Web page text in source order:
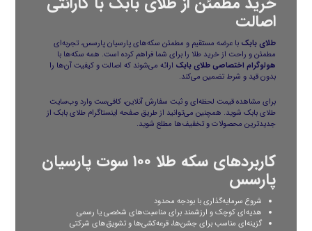
اصالت
طلای بابک با عرضه مستقیم و مطمئن سکه‌های پارسیانپارسس، تجربه‌ای
مطمئن و راحت از خرید طلا را برای شما فراهم کرده است. همه سکه‌ها با
هولوگرام اختصاصی طلای بابک ارائه می‌شوند که اصالت و کیفیت آن‌ها را
بدون قید و شرط تضمین می‌کند.
برای مشاهده قیمت لحظه‌ای و ثبت سفارش آنلاین، کافی‌ست واردوب‌سایت
طلای بابک شوید. همچنین می‌توانید از طریقصفحه اینستاگرام طلای بابک از
جدیدترین محصولات و تخفیف‌ها مطلع شوید.
کاربردهای سکه طلا ۱۰۰ سوت پارسیان
پارسس
شروع سرمایه‌گذاری با بودجه محدود
هدیه‌ای کوچک و ارزشمند برای مناسبت‌های شخصی یا رسمی
گزینه‌ای مناسب برای جشن‌ها، قرعه‌کشی‌ها و تشویق‌های شرکتی